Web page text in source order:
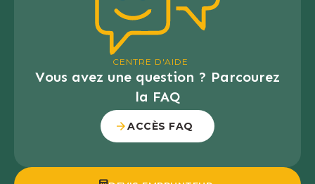
CENTRE D'AIDE
Vous avez une question ? Parcourez
la FAQ
ACCÈS FAQ